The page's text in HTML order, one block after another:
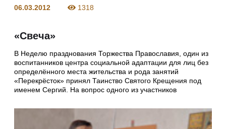
06.03.2012 1318
«Свеча»
В Неделю празднования Торжества Православия, один из
воспитанников центра социальной адаптации для лиц без
определённого места жительства и рода занятий
«Перекрёсток» принял Таинство Святого Крещения под
именем Сергий. На вопрос одного из участников